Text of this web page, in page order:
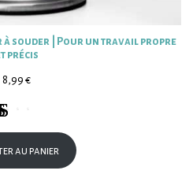
à souder | Pour un travail propre
précis
8,99 €
au panier